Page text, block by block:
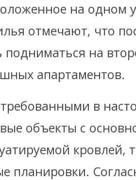
на одном
отмечают, что
на
апартаментов.
в
объекты с
планировки.